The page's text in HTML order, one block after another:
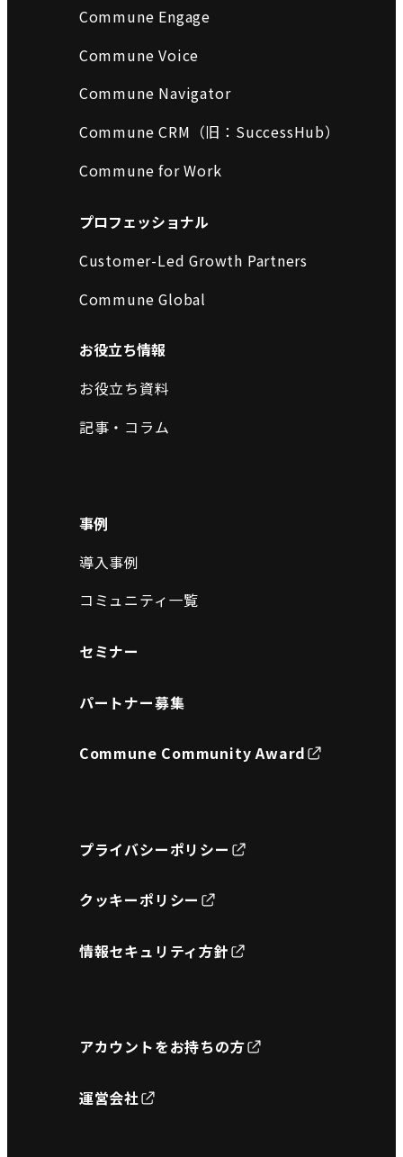
Commune Engage
Commune Voice
Commune Navigator
Commune CRM（旧：SuccessHub）
Commune for Work
プロフェッショナル
Customer-Led Growth Partners
Commune Global
お役立ち情報
お役立ち資料
記事・コラム
事例
導入事例
コミュニティ一覧
セミナー
パートナー募集
Commune Community Award
プライバシーポリシー
クッキーポリシー
情報セキュリティ方針
アカウントをお持ちの方
運営会社